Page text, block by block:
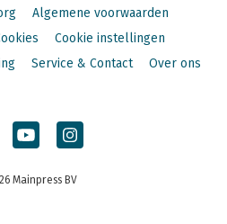
Algemene voorwaarden
Cookie instellingen
Service & Contact Over ons
Mainpress BV